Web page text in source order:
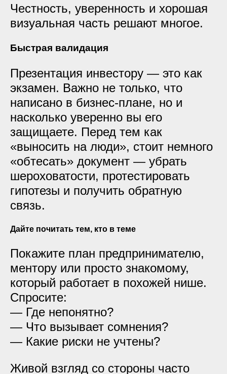
Честность, уверенность и хорошая
визуальная часть решают многое.
Быстрая валидация
Презентация инвестору — это как
экзамен. Важно не только, что
написано в бизнес-плане, но и
насколько уверенно вы его
защищаете. Перед тем как
«выносить на люди», стоит немного
«обтесать» документ — убрать
шероховатости, протестировать
гипотезы и получить обратную
связь.
Дайте почитать тем, кто в теме
Покажите план предпринимателю,
ментору или просто знакомому,
который работает в похожей нише.
Спросите:
— Где непонятно?
— Что вызывает сомнения?
— Какие риски не учтены?
Живой взгляд со стороны часто